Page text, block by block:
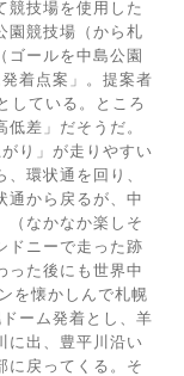
競技場を使用した
園競技場（から札
ゴールを中島公園
着点案」。提案者
している。ところ
差」だそうだ。
り」が走りやすい
環状通を回り、
通から戻るが、中
（なかなか楽しそ
ドニーで走った跡
った後にも世界中
を懐かしんで札幌
ーム発着とし、羊
に出、豊平川沿い
に戻ってくる。そ